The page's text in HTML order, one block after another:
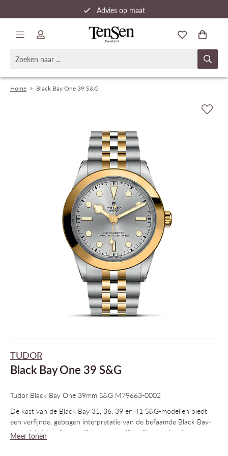
Advies op maat
Snelle verzending
Home > Black Bay One 39 S&G
TUDOR
Black Bay One 39 S&G
Tudor Black Bay One 39mm S&G M79663-0002
De kast van de Black Bay 31, 36, 39 en 41 S&G-modellen biedt
een verfijnde, gebogen interpretatie van de befaamde Black Bay-
esthetiek. Met zijn gepolijste en gewelfde zijkanten in alle
beschikbare maten wordt het zachte silhouet geaccentueerd door
Meer tonen